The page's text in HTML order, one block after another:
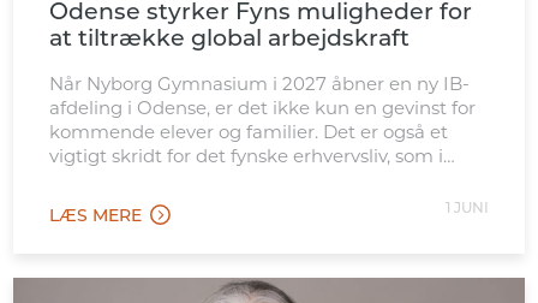
Odense styrker Fyns muligheder for
at tiltrække global arbejdskraft
Når Nyborg Gymnasium i 2027 åbner en ny IB-
afdeling i Odense, er det ikke kun en gevinst for
kommende elever og familier. Det er også et
vigtigt skridt for det fynske erhvervsliv, som i
kvalificeret arbejdskraft. Den nye afdeling
placeres tæt ved Odense Banegård, hvilket gør
LÆS MERE 1 JUNI